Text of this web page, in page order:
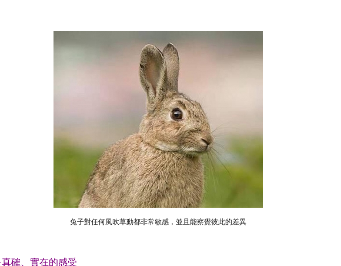
兔子對任何風吹草動都非常敏感，並且能察覺彼此的差異
確、實在的感受